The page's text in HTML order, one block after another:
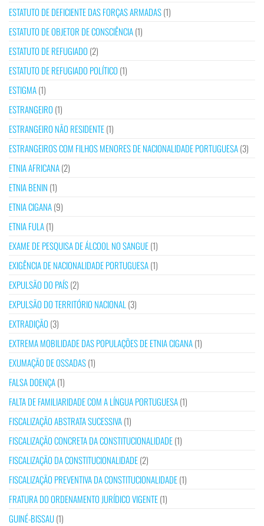
ESTATUTO DE DEFICIENTE DAS FORÇAS ARMADAS(1)
ESTATUTO DE OBJETOR DE CONSCIÊNCIA(1)
ESTATUTO DE REFUGIADO (2)
ESTATUTO DE REFUGIADO POLÍTICO (1)
ESTIGMA(1)
ESTRANGEIRO (1)
ESTRANGEIRO NÃO RESIDENTE(1)
ESTRANGEIROS COM FILHOS MENORES DE NACIONALIDADE PORTUGUESA(3)
ETNIA AFRICANA(2)
ETNIA BENIN (1)
ETNIA CIGANA(9)
ETNIA FULA(1)
EXAME DE PESQUISA DE ÁLCOOL NO SANGUE(1)
EXIGÊNCIA DE NACIONALIDADE PORTUGUESA(1)
EXPULSÃO DO PAÍS(2)
EXPULSÃO DO TERRITÓRIO NACIONAL (3)
EXTRADIÇÃO (3)
EXTREMA MOBILIDADE DAS POPULAÇÕES DE ETNIA CIGANA(1)
EXUMAÇÃO DE OSSADAS(1)
FALSA DOENÇA(1)
FALTA DE FAMILIARIDADE COM A LÍNGUA PORTUGUESA(1)
FISCALIZAÇÃO ABSTRATA SUCESSIVA(1)
FISCALIZAÇÃO CONCRETA DA CONSTITUCIONALIDADE(1)
FISCALIZAÇÃO DA CONSTITUCIONALIDADE(2)
FISCALIZAÇÃO PREVENTIVA DA CONSTITUCIONALIDADE(1)
FRATURA DO ORDENAMENTO JURÍDICO VIGENTE(1)
GUINÉ-BISSAU(1)